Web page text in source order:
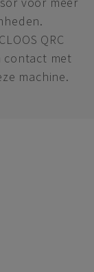
QRC
contact met
machine.